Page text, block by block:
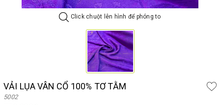
Click chuột lên hình để phóng to
VẢI LỤA VÂN CỔ 100% TƠ TẰM
5002